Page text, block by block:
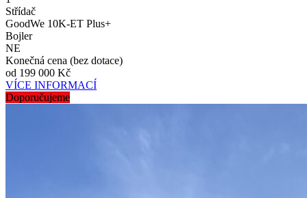
Střídač
GoodWe 10K-ET Plus+
Bojler
NE
Konečná cena (bez dotace)
od 199 000 Kč
VÍCE INFORMACÍ
Doporučujeme